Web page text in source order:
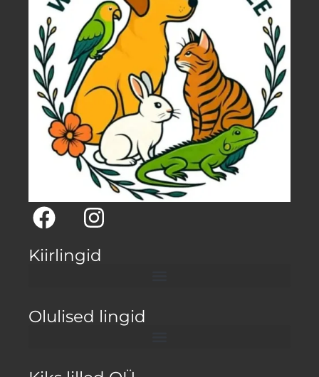
Kiirlingid
Olulised lingid